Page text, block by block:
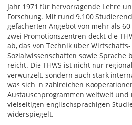
Jahr 1971 für hervorragende Lehre
Forschung. Mit rund 9.100
gefächerten Angebot von mehr als
zwei Promotionszentren deckt die
ab, das von Technik über
Sozialwissenschaften sowie Sprache
reicht. Die THWS ist nicht nur
verwurzelt, sondern auch stark
was sich in zahlreichen
Austauschprogrammen weltweit und
vielseitigen englischsprachigen
widerspiegelt.